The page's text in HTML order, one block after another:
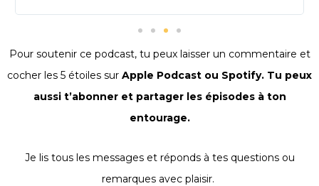
Pour soutenir ce podcast, tu peux laisser un commentaire et
cocher les 5 étoiles sur Apple Podcast ou Spotify. Tu peux
aussi t’abonner et partager les épisodes à ton
entourage.
Je lis tous les messages et réponds à tes questions ou
remarques avec plaisir.